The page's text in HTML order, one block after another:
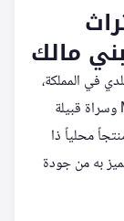
مالك
في المملكة،
ويشكل إرثاً زراعياً ارتبط تاريخياً بجبال بني Malik وسراة قبيلة
محلياً ذا
به من جودة